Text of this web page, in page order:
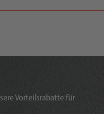
Vorteilsrabatte für